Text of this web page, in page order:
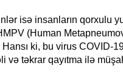
isə insanların qorxulu
(Human
Hansı ki, bu virus COVID-
və təkrar qayıtma ilə